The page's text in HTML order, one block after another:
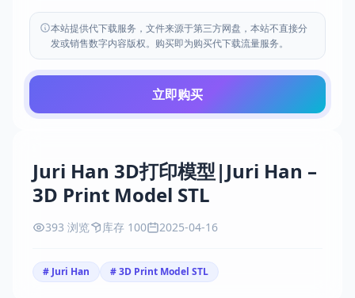
Juri Han 3D打印模型|Juri Han –
3D Print Model STL
393 浏览 库存 100 2025-04-16
# Juri Han # 3D Print Model STL
本站提供代下载服务，文件来源于第三方网盘，本站不直接分
发或销售数字内容版权。购买即为购买代下载流量服务。
立即购买